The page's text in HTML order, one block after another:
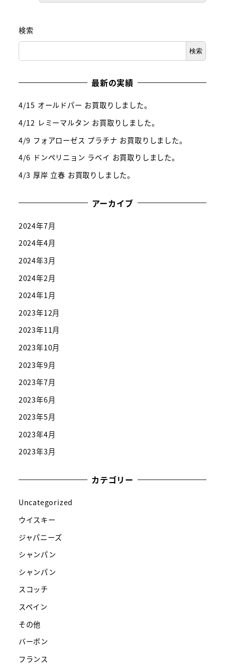
検索
検索
最新の実績
4/15 オールドパー お買取りしました。
4/12 レミーマルタン お買取りしました。
4/9 フォアローゼス プラチナ お買取りしました。
4/6 ドンペリニョン ラベイ お買取りしました。
4/3 厚岸 立春 お買取りしました。
アーカイブ
2024年7月
2024年4月
2024年3月
2024年2月
2024年1月
2023年12月
2023年11月
2023年10月
2023年9月
2023年7月
2023年6月
2023年5月
2023年4月
2023年3月
カテゴリー
Uncategorized
ウイスキー
ジャパニーズ
シャンパン
シャンパン
スコッチ
スペイン
その他
バーボン
フランス